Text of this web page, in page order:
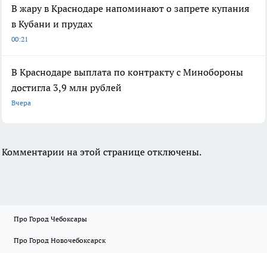
В жару в Краснодаре напоминают о запрете купания
в Кубани и прудах
00:21
В Краснодаре выплата по контракту с Минобороны
достигла 3,9 млн рублей
Вчера
Комментарии на этой странице отключены.
Про Город Чебоксары
Про Город Новочебоксарск